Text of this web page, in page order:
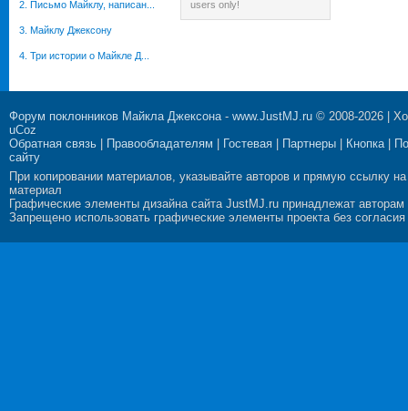
2. Письмо Майклу, написан...
3. Майклу Джексону
4. Три истории о Майкле Д...
users only!
Форум поклонников Майкла Джексона- www.JustMJ.ru © 2008-2026 |
uCoz
Обратная связь
Правообладателям Гостевая Партнеры Кнопка|
сайту
При копировании материалов, указывайте авторов и прямую ссылку на
материал
Графические элементы дизайна сайта JustMJ.ru принадлежат авторам
Запрещено использовать графические элементы проекта без согласия